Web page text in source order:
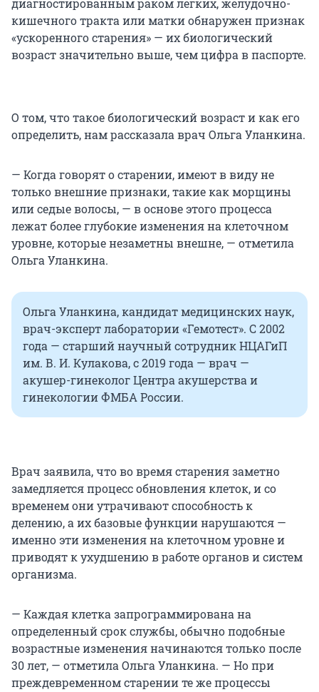
диагностированным раком легких, желудочно-
кишечного тракта или матки обнаружен признак
«ускоренного старения» — их биологический
возраст значительно выше, чем цифра в паспорте.
О том, что такое биологический возраст и как его
определить, нам рассказала врач Ольга Уланкина.
— Когда говорят о старении, имеют в виду не
только внешние признаки, такие как морщины
или седые волосы, — в основе этого процесса
лежат более глубокие изменения на клеточном
уровне, которые незаметны внешне, — отметила
Ольга Уланкина.
Ольга Уланкина, кандидат медицинских наук,
врач-эксперт лаборатории «Гемотест». С 2002
года — старший научный сотрудник НЦАГиП
им. В. И. Кулакова, с 2019 года — врач —
акушер-гинеколог Центра акушерства и
гинекологии ФМБА России.
Врач заявила, что во время старения заметно
замедляется процесс обновления клеток, и со
временем они утрачивают способность к
делению, а их базовые функции нарушаются —
именно эти изменения на клеточном уровне и
приводят к ухудшению в работе органов и систем
организма.
— Каждая клетка запрограммирована на
определенный срок службы, обычно подобные
возрастные изменения начинаются только после
30 лет, — отметила Ольга Уланкина. — Но при
преждевременном старении те же процессы